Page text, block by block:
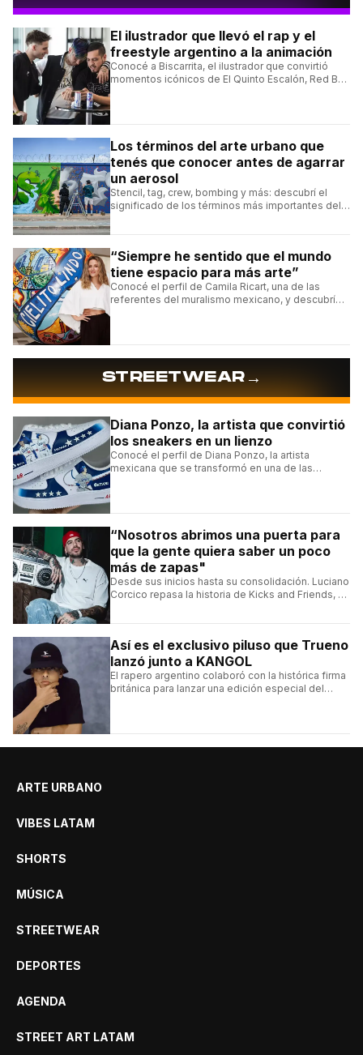
El ilustrador que llevó el rap y el
freestyle argentino a la animación
Conocé a Biscarrita, el ilustrador que convirtió
momentos icónicos de El Quinto Escalón, Red Bull
Los términos del arte urbano que
tenés que conocer antes de agarrar
un aerosol
Stencil, tag, crew, bombing y más: descubrí el
significado de los términos más importantes del
“Siempre he sentido que el mundo
tiene espacio para más arte”
Conocé el perfil de Camila Ricart, una de las
referentes del muralismo mexicano, y descubrí
STREETWEAR→
Diana Ponzo, la artista que convirtió
los sneakers en un lienzo
Conocé el perfil de Diana Ponzo, la artista
mexicana que se transformó en una de las
“Nosotros abrimos una puerta para
que la gente quiera saber un poco
más de zapas"
Desde sus inicios hasta su consolidación. Luciano
Corcico repasa la historia de Kicks and Friends, el
Así es el exclusivo piluso que Trueno
lanzó junto a KANGOL
El rapero argentino colaboró con la histórica firma
británica para lanzar una edición especial del
ARTE URBANO
VIBES LATAM
SHORTS
MÚSICA
STREETWEAR
DEPORTES
AGENDA
STREET ART LATAM